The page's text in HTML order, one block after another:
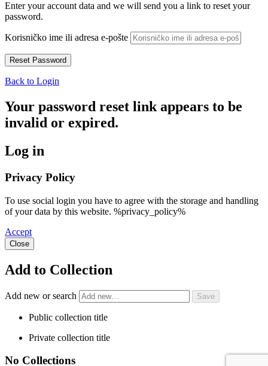
Enter your account data and we will send you a link to reset your
password.
Korisničko ime ili adresa e-pošte
Back to Login
Your password reset link appears to be
invalid or expired.
Log in
Privacy Policy
To use social login you have to agree with the storage and handling
of your data by this website. %privacy_policy%
Accept
Close
Add to Collection
Add new or search
Public collection title
Private collection title
No Collections